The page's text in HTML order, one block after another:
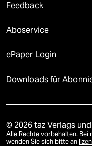
Feedback
Aboservice
ePaper Login
Downloads für
© 2026 taz Verlags
Alle Rechte vorbehalten. Bei
wenden Sie sich bitte an